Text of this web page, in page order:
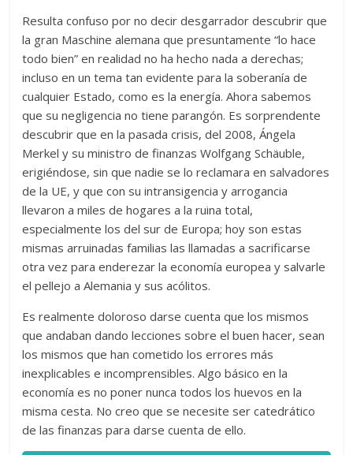
Resulta confuso por no decir desgarrador descubrir que
la gran Maschine alemana que presuntamente “lo hace
todo bien” en realidad no ha hecho nada a derechas;
incluso en un tema tan evidente para la soberanía de
cualquier Estado, como es la energía. Ahora sabemos
que su negligencia no tiene parangón. Es sorprendente
descubrir que en la pasada crisis, del 2008, Ángela
Merkel y su ministro de finanzas Wolfgang Schäuble,
erigiéndose, sin que nadie se lo reclamara en salvadores
de la UE, y que con su intransigencia y arrogancia
llevaron a miles de hogares a la ruina total,
especialmente los del sur de Europa; hoy son estas
mismas arruinadas familias las llamadas a sacrificarse
otra vez para enderezar la economía europea y salvarle
el pellejo a Alemania y sus acólitos.
Es realmente doloroso darse cuenta que los mismos
que andaban dando lecciones sobre el buen hacer, sean
los mismos que han cometido los errores más
inexplicables e incomprensibles. Algo básico en la
economía es no poner nunca todos los huevos en la
misma cesta. No creo que se necesite ser catedrático
de las finanzas para darse cuenta de ello.